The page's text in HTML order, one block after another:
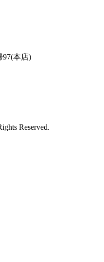
97(本店)
Reserved.